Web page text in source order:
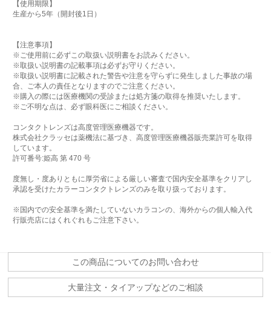
【使用期限】
生産から5年（開封後1日）
【注意事項】
※ご使用前に必ずこの取扱い説明書をお読みください。
※取扱い説明書の記載事項は必ずお守りください。
※取扱い説明書に記載された警告や注意を守らずに発生しました事故の場
合、ご本人の責任となりますのでご注意ください。
※購入の際には医療機関の受診または処方箋の取得を推奨いたします。
※ご不明な点は、必ず眼科医にご相談ください。
コンタクトレンズは高度管理医療機器です。
株式会社クラッセは薬機法に基づき、高度管理医療機器販売業許可を取得
しています。
許可番号:姫高 第 470 号
度無し・度ありともに厚労省による厳しい審査で国内安全基準をクリアし
承認を受けたカラーコンタクトレンズのみを取り扱っております。
※国内での安全基準を満たしていないカラコンの、海外からの個人輸入代
行販売店にはくれぐれもご注意下さい。
この商品についてのお問い合わせ
大量注文・タイアップなどのご相談